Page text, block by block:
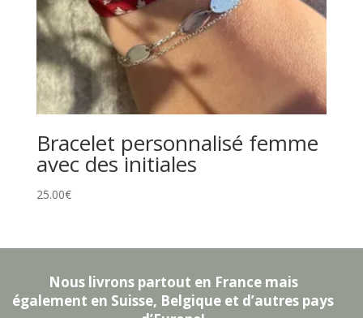
Bracelet personnalisé femme
avec des initiales
25.00€
Nous livrons partout en France mais
également en Suisse, Belgique et d’autres pays